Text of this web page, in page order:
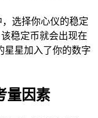
选择你心仪的稳定
稳定币就会出现在
星星加入了你的数字
量因素